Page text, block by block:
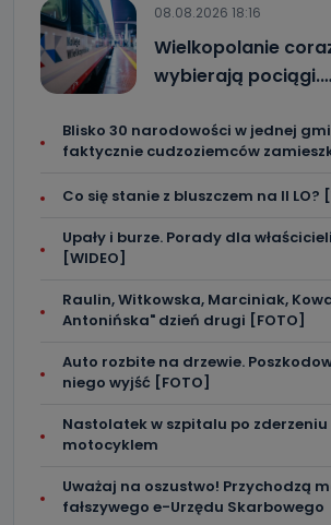
08.08.2026 18:16
Wielkopolanie
wybierają pociągi.…
Blisko 30 narodowości w jednej
faktycznie cudzoziemców
Co się stanie z bluszczem na II LO?
Upały i burze. Porady dla
[WIDEO]
Raulin, Witkowska, Marciniak,
Antonińska" dzień drugi [FOTO]
Auto rozbite na drzewie.
niego wyjść [FOTO]
Nastolatek w szpitalu po zderzeniu
motocyklem
Uważaj na oszustwo! Przychodzą
fałszywego e-Urzędu Skarbowego